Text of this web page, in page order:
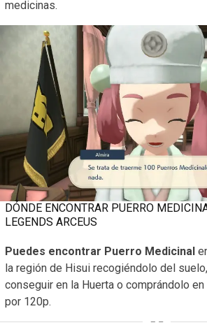
medicinas.
DÓNDE ENCONTRAR PUERRO
LEGENDS ARCEUS
Puedes encontrar Puerro Medicinal
la región de Hisui recogiéndolo del
conseguir en la Huerta o comprándolo en
por 120p.